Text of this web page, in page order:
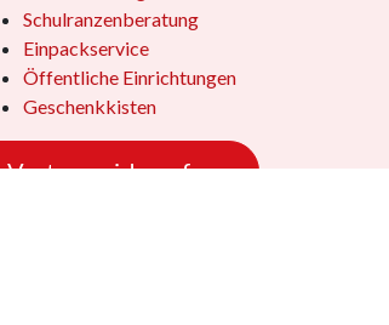
Schulranzenberatung
Einpackservice
Öffentliche Einrichtungen
Geschenkkisten
Vertrag widerrufen